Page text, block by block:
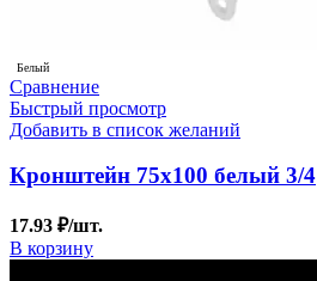
Белый
Сравнение
Быстрый просмотр
Добавить в список желаний
Кронштейн 75х100 белый 3/4
17.93 ₽/шт.
В корзину